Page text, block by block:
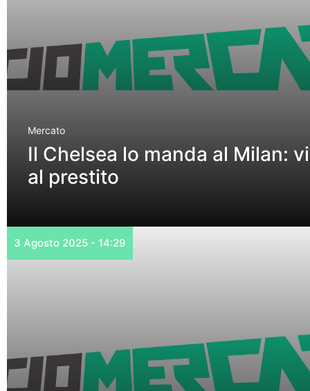
Mercato
Il Chelsea lo manda al Milan:
al prestito
3 Agosto 2025 - 14:29